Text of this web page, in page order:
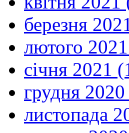
березня
лютого
січня 2021
грудня
листопада